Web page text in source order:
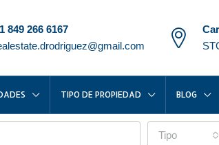
849 266 6167
TIPO DE PROPIEDAD BLOG
Tipo